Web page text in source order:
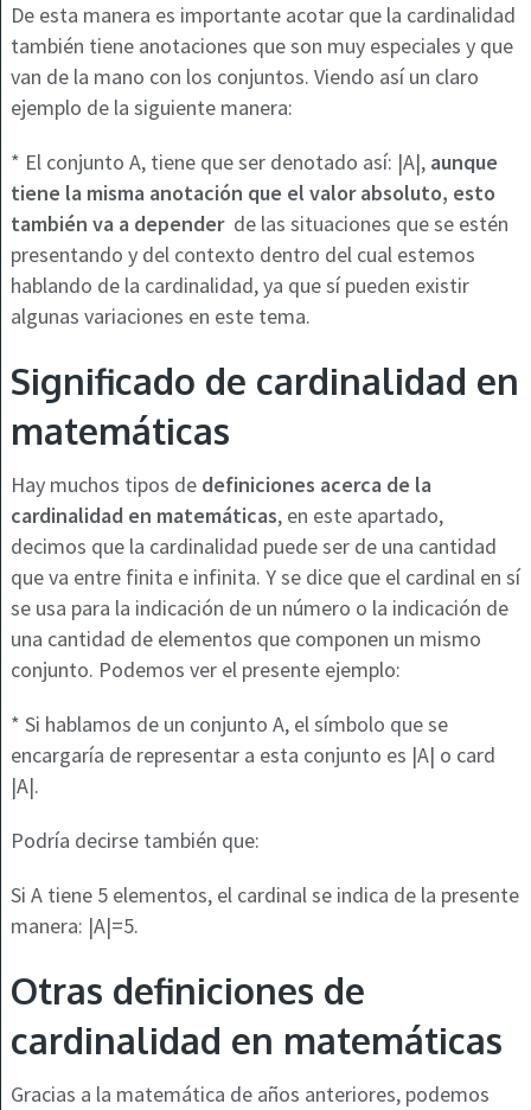
De esta manera es importante acotar que la cardinalidad
también tiene anotaciones que son muy especiales y que
van de la mano con los conjuntos. Viendo así un claro
ejemplo de la siguiente manera:
* El conjunto A, tiene que ser denotado así: |A|, aunque
tiene la misma anotación que el valor absoluto, esto
también va a dependerde las situaciones que se estén
presentando y del contexto dentro del cual estemos
hablando de la cardinalidad, ya que sí pueden existir
algunas variaciones en este tema.
Significado de cardinalidad en
matemáticas
Hay muchos tipos de definiciones acerca de la
cardinalidad en matemáticas, en este apartado,
decimos que la cardinalidad puede ser de una cantidad
que va entre finita e infinita. Y se dice que el cardinal en sí
se usa para la indicación de un número o la indicación de
una cantidad de elementos que componen un mismo
conjunto. Podemos ver el presente ejemplo:
* Si hablamos de un conjunto A, el símbolo que se
encargaría de representar a esta conjunto es |A| o card
|A|.
Podría decirse también que:
Si A tiene 5 elementos, el cardinal se indica de la presente
manera: |A|=5.
Otras definiciones de
cardinalidad en matemáticas
Gracias a la matemática de años anteriores, podemos